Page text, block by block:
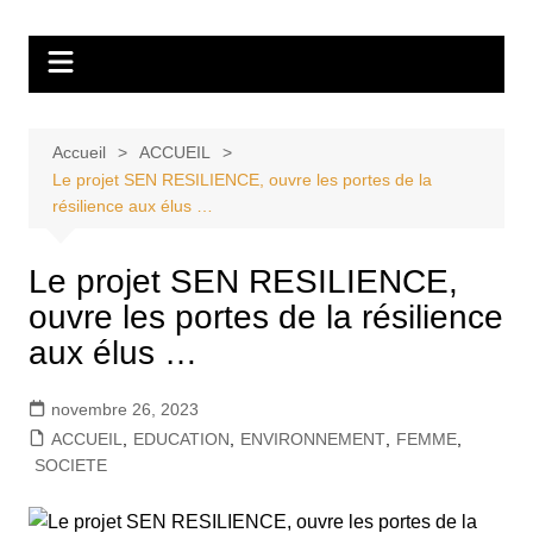
contenu
Tvdescollines
Accueil
ACCUEIL
Le projet SEN RESILIENCE, ouvre les portes de la
résilience aux élus …
Le projet SEN RESILIENCE,
ouvre les portes de la résilience
aux élus …
novembre 26, 2023
ACCUEIL
EDUCATION ENVIRONNEMENT, FEMME,
SOCIETE